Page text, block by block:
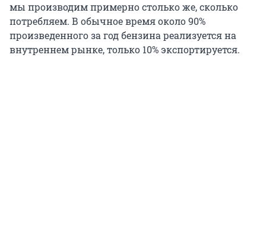
мы производим примерно столько же, сколько
потребляем. В обычное время около 90%
произведенного за год бензина реализуется на
внутреннем рынке, только 10% экспортируется.